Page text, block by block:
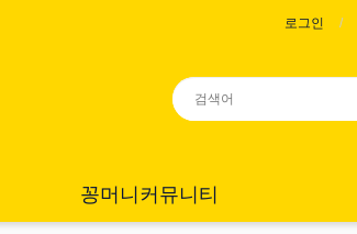
로그인
꽁머니커뮤니티